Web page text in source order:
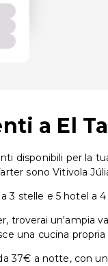
a El
disponibili per la
sono Vitivola
3 stelle e 5 hotel a
troverai un'ampia
una cucina propria
37€ a notte, con